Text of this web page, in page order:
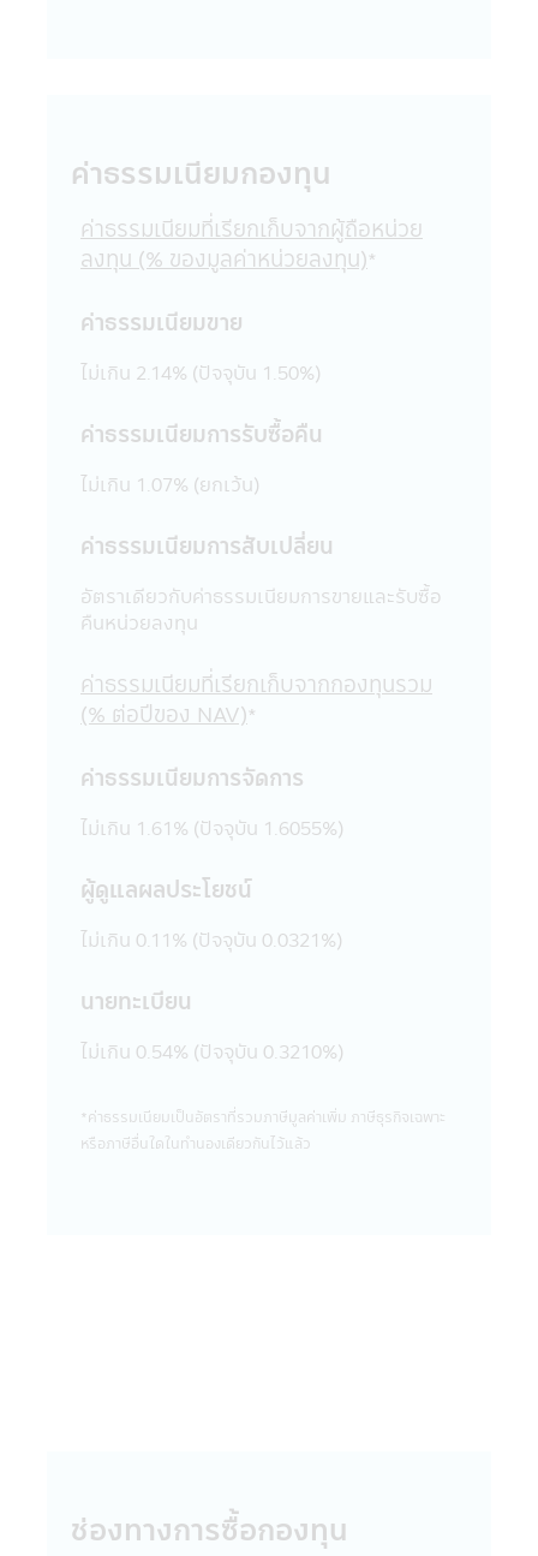
รับรองความถูกต้องของข้อมูล หรือการเสนอให้
บริการ หรือการเสนอขายสินค้าที่มีอยู่ในเว็บไซต์
นั้น
21. ในกรณีที่ผู้เข้าเยี่ยมชมแอปพลิเคชันผ่าน
โทรศัพท์มือถือนี้ได้ออกจากแอปพลิเคชันผ่าน
ในแอปพลิเคชันผ่านโทรศัพท์มือถือนี้ บริษัท
ภายใต้การควบคุมของ พ.ร.บ. หลักทรัพย์และ
ยังมิได้สำรวจถึงการบริการข้อมูล หรือสินค้า
รับประกันความถูกต้องครบถ้วนของข้อมูลดัง
เกิดขึ้น
หน่วยลงทุนเป็นบุคคลที่ได้รับความเห็นชอบจาก
สำนักงานคณะกรรมการ ก.ล.ต.
เดือนจากบัญชีธนาคารของผู้ถือหน่วยลงทุน
สำหรับผู้ลงทุนที่ใช้บริการแผนการลงทุน
อัตโนมัติ (Regular Saving Plan)
เงินลงทุนหักรายเดือนตั้งแต่ 5,000 บาทขึ้นไป
- คิดค่าบริการ 10 บาท ต่อรายการ สำหรับ
5,000 บาท (ปัจจุบันยกเว้นค่าบริการ)
ค่าบริการดังกล่าว มีผลตั้งแต่วันที่ 23
มีนาคม 2563 เป็นต้นไป จนกว่าจะมีประกาศ
24. ผู้ลงทุนโปรดศึกษาเงื่อนไขการลงทุนใน
กองทุนรวมเพื่อการออม (SSF) / กองทุนรวม
เพื่อการออมพิเศษ (SSFX) หรือหน่วยลงทุน
ชนิดเพื่อการออมพิเศษ (SSFX) ซึ่งเป็นไปตาม
ความในประมวลรัษฎากรว่าด้วยการยกเว้น
รัษฎากร ลงวันที่ 10 มีนาคม 2563 โดยเป็นไป
• สำหรับการลงทุนในกองทุนรวมเพื่อการ
เลี้ยงชีพ และกองทุนรวมหุ้นระยะยาว ผู้ถือ
ค่าธรรมเนียมกองทุน
ค่าธรรมเนียมที่เรียกเก็บจากผู้ถือหน่วย
ลงทุน (% ของมูลค่าหน่วยลงทุน)*
ค่าธรรมเนียมขาย
ไม่เกิน 2.14% (ปัจจุบัน 1.50%)
ค่าธรรมเนียมการรับซื้อคืน
ไม่เกิน 1.07% (ยกเว้น)
ค่าธรรมเนียมการสับเปลี่ยน
อัตราเดียวกับค่าธรรมเนียมการขายและรับซื้อ
คืนหน่วยลงทุน
ค่าธรรมเนียมที่เรียกเก็บจากกองทุนรวม
(% ต่อปีของ NAV)*
ค่าธรรมเนียมการจัดการ
ไม่เกิน 1.61% (ปัจจุบัน 1.6055%)
ผู้ดูแลผลประโยชน์
ไม่เกิน 0.11% (ปัจจุบัน 0.0321%)
นายทะเบียน
ไม่เกิน 0.54% (ปัจจุบัน 0.3210%)
*ค่าธรรมเนียมเป็นอัตราที่รวมภาษีมูลค่าเพิ่ม ภาษีธุรกิจเฉพาะ
หรือภาษีอื่นใดในทํานองเดียวกันไว้แล้ว
ช่องทางการซื้อกองทุน